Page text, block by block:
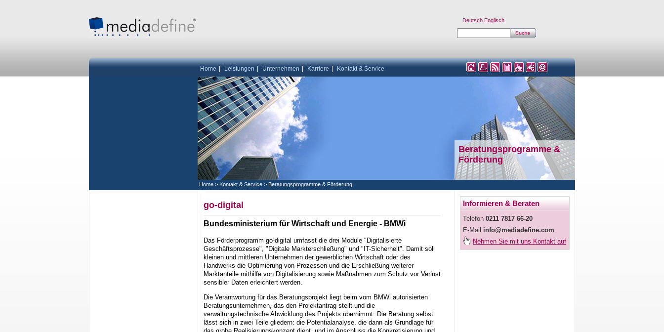
Home Leistungen Unternehmen Karriere Kontakt & Service
Deutsch Englisch
Home > Kontakt & Service > Beratungsprogramme & Förderung
Beratungsprogramme &
Förderung
go-digital
Bundesministerium für Wirtschaft und Energie - BMWi
Das Förderprogramm go-digital umfasst die drei Module "Digitalisierte
Geschäftsprozesse", "Digitale Markterschließung" und "IT-Sicherheit". Damit soll
kleinen und mittleren Unternehmen der gewerblichen Wirtschaft oder des
Handwerks die Optimierung von Prozessen und die Erschließung weiterer
Marktanteile mithilfe von Digitalisierung sowie Maßnahmen zum Schutz vor Verlust
sensibler Daten erleichtert werden.
Die Verantwortung für das Beratungsprojekt liegt beim vom BMWi autorisierten
Beratungsunternehmen, das den Projektantrag stellt und die
verwaltungstechnische Abwicklung des Projekts übernimmt. Die Beratung selbst
lässt sich in zwei Teile gliedern: die Potentialanalyse, die dann als Grundlage für
Informieren & Beraten
Telefon 0211 7817 66-20
E-Mail info@mediadefine.com
Nehmen Sie mit uns Kontakt auf